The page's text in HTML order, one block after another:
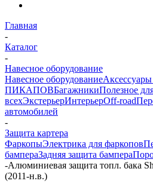
Главная
-
Каталог
-
Навесное оборудование
Навесное оборудование
ПИКАПОВБагажникиПолезное
всехЭкстерьерИнтерьерOff-road
автомобилей
-
Защита картера
ФаркопыЭлектрика для фаркопов
бампераЗадняя защита бампера
-Алюминиевая защита топл. бака
(2011-н.в.)